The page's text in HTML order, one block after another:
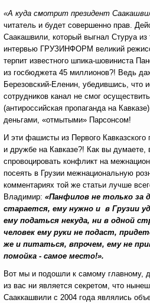
«А куда смотрит президент
читатель и будет совершенно прав.
Саакашвили, который выгнал Стуруа из
интервью ГРУЗИНФОРМ великий
терпит известного шпика-шовиниста
из госбюджета 45 миллионов?! Ведь
Березовский-Еленин, убедившись, что
сотрудников канал не смог
(антироссийская пропаганда на
деньгами, «отмытыми» Парсонсом!
И эти фашисты из Первого Кавказского
и дружбе на Кавказе?! Как вы думаете,
спровоцировать конфликт на
посеять в Грузии межнациональную
комментариях той же статьи лучше
Владимир: «Панфилов не только за
старается, ему нужно и в Грузии
ему податься некуда, ни в одной
человек ему руки не подаст,
же и питаться, впрочем, ему не
помойка - самое место!».
Вот мы и подошли к самому главному,
из вас ни является секретом, что
Сааккашвили с 2004 года являлись